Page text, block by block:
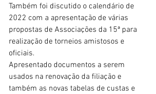
Também foi discutido o calendário de
2022 com a apresentação de várias
propostas de Associações da 15ª para
realização de torneios amistosos e
oficiais.
Apresentado documentos a serem
usados na renovação da filiação e
também as novas tabelas de custas e